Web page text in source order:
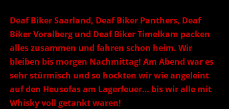
Deaf Biker Saarland, Deaf Biker Panthers, Deaf
Biker Voralberg und Deaf Biker Timelkam packen
alles zusammen und fahren schon heim. Wir
bleiben bis morgen Nachmittag! Am Abend war es
sehr stürmisch und so hockten wir wie angeleint
auf den Heusofas am Lagerfeuer… bis wir alle mit
Whisky voll getankt waren!